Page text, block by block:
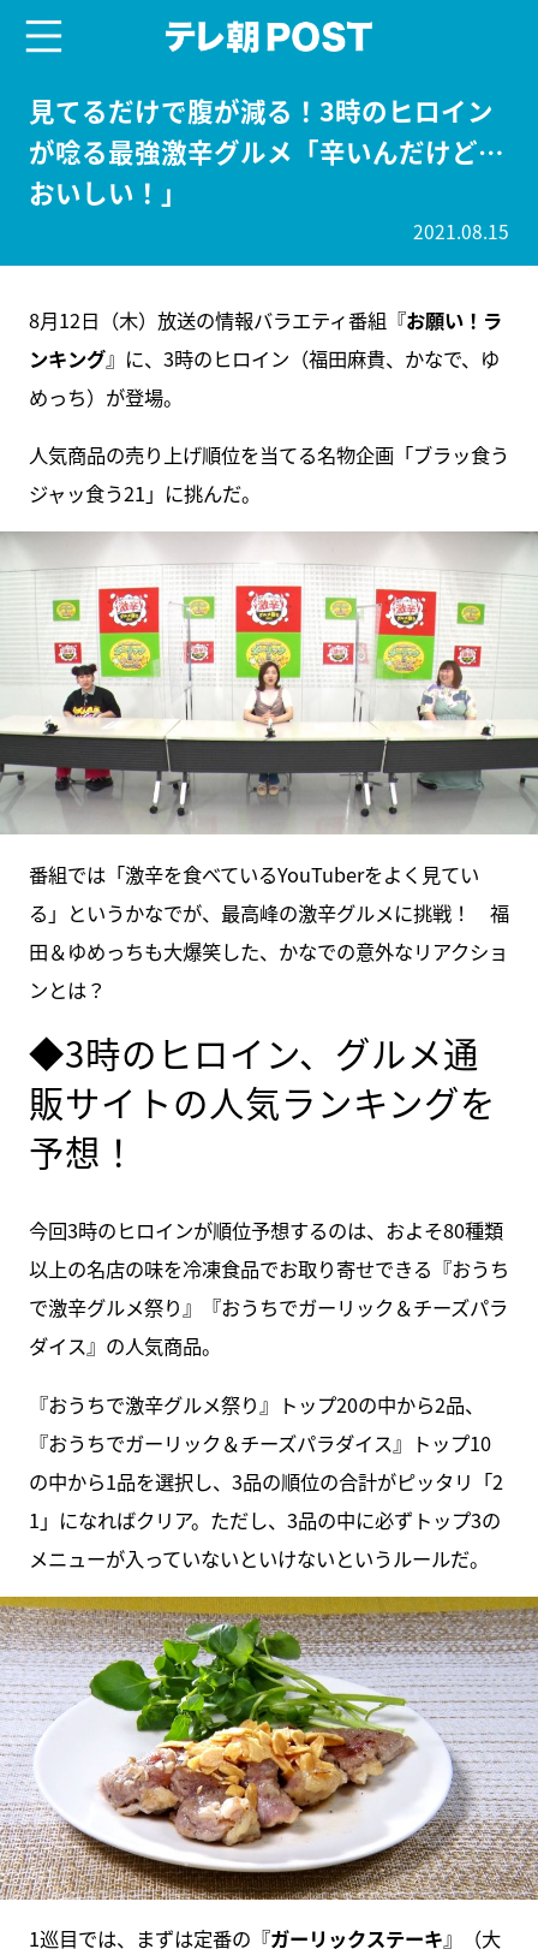
見てるだけで腹が減る！3時のヒロイン
が唸る最強激辛グルメ「辛いんだけど…
おいしい！」
2021.08.15
8月12日（木）放送の情報バラエティ番組『お願い！ラ
ンキング』に、3時のヒロイン（福田麻貴、かなで、ゆ
めっち）が登場。
人気商品の売り上げ順位を当てる名物企画「ブラッ食う
ジャッ食う21」に挑んだ。
番組では「激辛を食べているYouTuberをよく見てい
る」というかなでが、最高峰の激辛グルメに挑戦！ 福
田＆ゆめっちも大爆笑した、かなでの意外なリアクショ
ンとは？
◆3時のヒロイン、グルメ通
販サイトの人気ランキングを
予想！
今回3時のヒロインが順位予想するのは、およそ80種類
以上の名店の味を冷凍食品でお取り寄せできる『おうち
で激辛グルメ祭り』『おうちでガーリック＆チーズパラ
ダイス』の人気商品。
『おうちで激辛グルメ祭り』トップ20の中から2品、
『おうちでガーリック＆チーズパラダイス』トップ10
の中から1品を選択し、3品の順位の合計がピッタリ「2
1」になればクリア。ただし、3品の中に必ずトップ3の
メニューが入っていないといけないというルールだ。
1巡目では、まずは定番の『ガーリックステーキ』（大